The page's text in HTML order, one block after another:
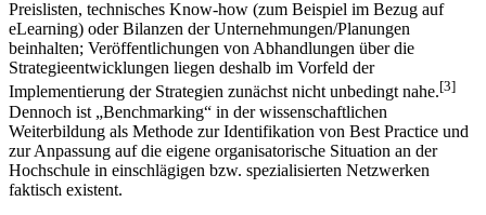
Preislisten, technisches Know-how (zum Beispiel im Bezug auf
eLearning) oder Bilanzen der Unternehmungen/Planungen
beinhalten; Veröffentlichungen von Abhandlungen über die
Strategieentwicklungen liegen deshalb im Vorfeld der
Implementierung der Strategien zunächst nicht unbedingt nahe.[3]
Dennoch ist „Benchmarking“ in der wissenschaftlichen
Weiterbildung als Methode zur Identifikation von Best Practice und
zur Anpassung auf die eigene organisatorische Situation an der
Hochschule in einschlägigen bzw. spezialisierten Netzwerken
faktisch existent.